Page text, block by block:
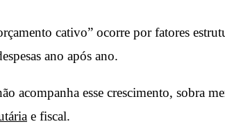
cativo” ocorre por fatores
ano após ano.
acompanha esse crescimento, sobra
e fiscal.